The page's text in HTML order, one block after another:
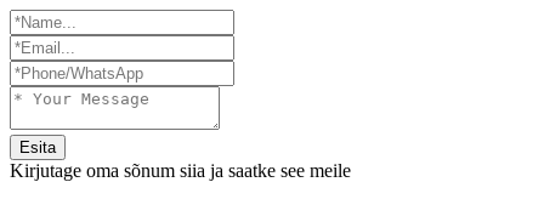
Esita
Kirjutage oma sõnum siia ja saatke see meile